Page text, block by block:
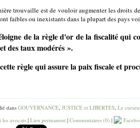
trouvaille est de vouloir augmenter les droits
faibles ou inexistants dans la plupart des pays
de la règle d'or de la fiscalité qui
des taux modérés ».
règle qui assure la paix fiscale et
dansGOUVERNANCE, JUSTICE et LIBERTES, Le
les avocats | Lien permanent | Commentaires (0) |